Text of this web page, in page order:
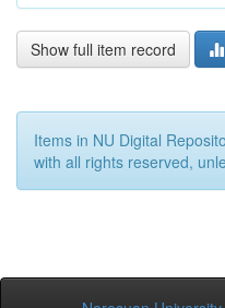
Show full item record
Items in NU Digital
with all rights reserved,